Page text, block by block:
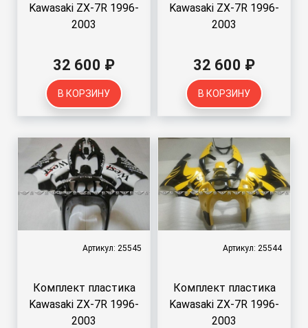
Kawasaki ZX-7R 1996-
2003
32 600 ₽
В КОРЗИНУ
Kawasaki ZX-7R 1996-
2003
32 600 ₽
В КОРЗИНУ
Артикул: 25545
Комплект пластика
Kawasaki ZX-7R 1996-
2003
Артикул: 25544
Комплект пластика
Kawasaki ZX-7R 1996-
2003